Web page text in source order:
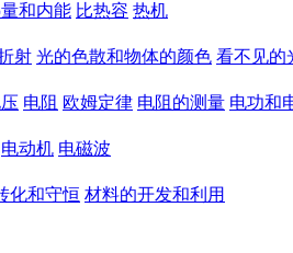
和内能 比热容 热机
射 光的色散和物体的颜色 看不见的
电阻 欧姆定律 电阻的测量 电功和
电动机 电磁波
化和守恒 材料的开发和利用